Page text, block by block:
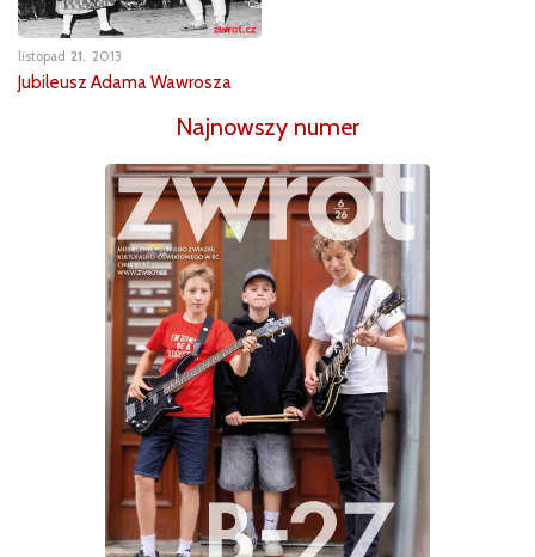
listopad 21 2013
Jubileusz Adama Wawrosza
Najnowszy numer